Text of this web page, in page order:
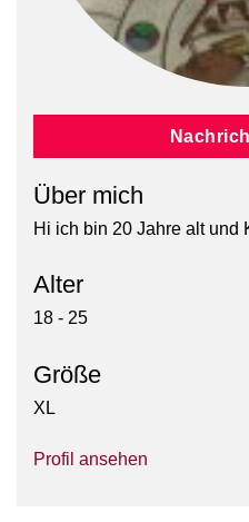
Über mich
Hi ich bin 20 Jahre alt und
Alter
18 - 25
Größe
XL
Profil ansehen